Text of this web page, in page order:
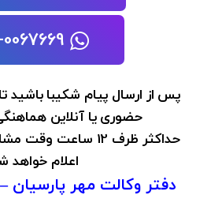
0067669
پس از ارسال پیام شکیبا
حضوری یا آنلاین
حداکثر ظرف 12 ساعت
اعلام خواهد
دفتر وکالت مهر